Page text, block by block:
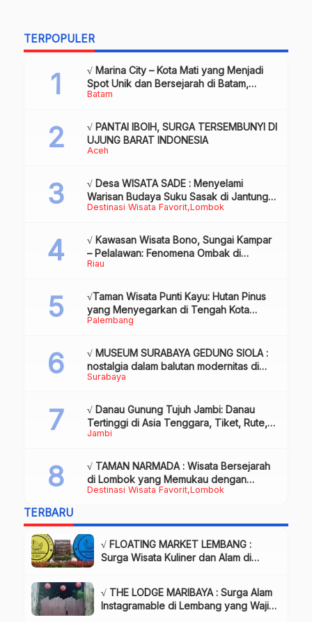
TERPOPULER
Batam
√ Marina City – Kota Mati yang Menjadi
Spot Unik dan Bersejarah di Batam,
Review & Info
Aceh
√ PANTAI IBOIH, SURGA TERSEMBUNYI DI
UJUNG BARAT INDONESIA
Destinasi Wisata Favorit Lombok
√ Desa WISATA SADE : Menyelami
Warisan Budaya Suku Sasak di Jantung
Lombok
Riau
√ Kawasan Wisata Bono, Sungai Kampar
– Pelalawan: Fenomena Ombak di
Tengah Sungai yang Mendunia, Review
Palembang
√Taman Wisata Punti Kayu: Hutan Pinus
yang Menyegarkan di Tengah Kota
Palembang
Surabaya
√ MUSEUM SURABAYA GEDUNG SIOLA :
nostalgia dalam balutan modernitas di
tengah kota pahlawan, Review & Info
Jambi
√ Danau Gunung Tujuh Jambi: Danau
Tertinggi di Asia Tenggara, Tiket, Rute,
Daya Tarik & Tips Lengkap
Destinasi Wisata Favorit Lombok
√ TAMAN NARMADA : Wisata Bersejarah
di Lombok yang Memukau dengan
Keindahan Alam & Budaya
TERBARU
√ FLOATING MARKET LEMBANG :
Surga Wisata Kuliner dan Alam di
√ THE LODGE MARIBAYA : Surga Alam
Instagramable di Lembang yang Wajib